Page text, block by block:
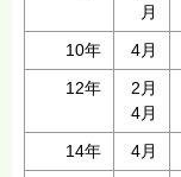
月
10年 4月
12年
2月
4月
14年
4月